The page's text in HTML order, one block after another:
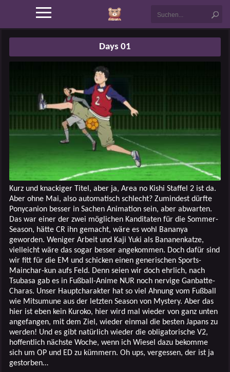
Days 01
Kurz und knackiger Titel, aber ja, Area no Kishi Staffel 2 ist da.
Aber ohne Mai, also automatisch schlecht? Zumindest dürfte
Ponycanion besser in Sachen Animation sein, aber abwarten.
Das war einer der zwei möglichen Kanditaten für die Sommer-
Season, hätte CR ihn gemacht, wäre es wohl Bananya
geworden. Weniger Arbeit und Kaji Yuki als Bananenkatze,
vielleicht wäre das sogar besser angekommen. Doch dafür sind
wir fitt für die EM und schicken einen generischen Sports-
Mainchar-kun aufs Feld. Denn seien wir doch ehrlich, nach
Tsubasa gab es in Fußball-Anime NUR noch nervige Ganbatte-
Charas. Unser Hauptcharakter hat so viel Ahnung vom Fußball
wie Mitsumune aus der letzten Season von Mystery. Aber das
hier ist eben kein Kuroko, hier wird mal wieder von ganz unten
angefangen, mit dem Ziel, wieder einmal die besten Japans zu
werden! Und es gibt natürlich wieder die obligatorische V2,
hoffentlich nächste Woche, wenn ich Wiesel dazu bekomme
sich um OP und ED zu kümmern. Oh ups, vergessen, der ist ja
gestorben…